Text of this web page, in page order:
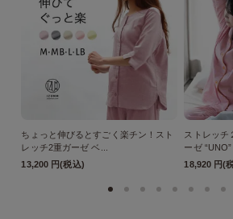
ちょっと伸びるとすごく楽チン！スト
レッチ2重ガーゼ ベ...
13,200 円(税込)
ストレッチ
ーゼ “UNO”
18,920 円(